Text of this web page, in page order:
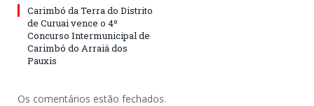
Carimbó da Terra do Distrito
de Curuai vence o 4º
Concurso Intermunicipal de
Carimbó do Arraiá dos
Pauxis
Os comentários estão fechados.